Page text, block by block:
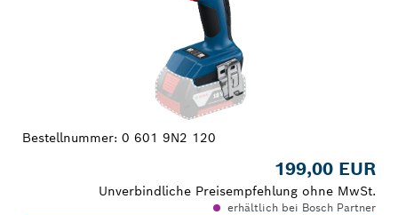
Bestellnummer: 0 601 9N2 120
199,00 EUR
Unverbindliche Preisempfehlung ohne MwSt.
erhältlich bei Bosch Partner